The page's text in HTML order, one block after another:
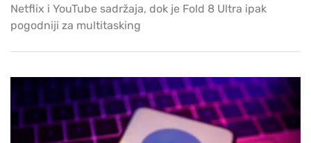
Netflix i YouTube sadržaja, dok je Fold 8 Ultra ipak
pogodniji za multitasking